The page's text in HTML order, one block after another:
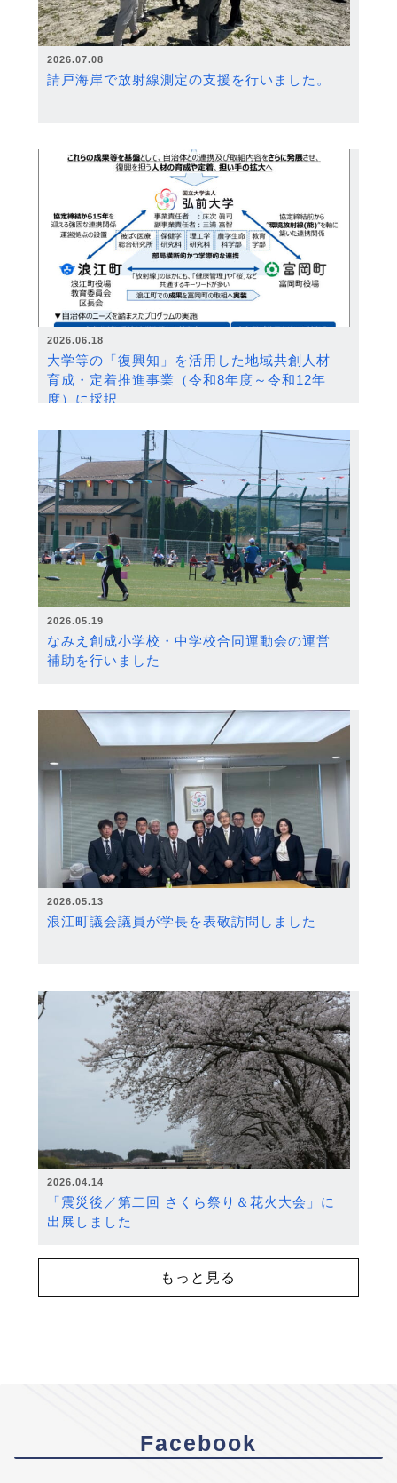
2026.07.08
請戸海岸で放射線測定の支援を行いました。
2026.06.18
大学等の「復興知」を活用した地域共創人材
育成・定着推進事業（令和8年度～令和12年
度）に採択
2026.05.19
なみえ創成小学校・中学校合同運動会の運営
補助を行いました
2026.05.13
浪江町議会議員が学長を表敬訪問しました
2026.04.14
「震災後／第二回 さくら祭り＆花火大会」に
出展しました
もっと見る
Facebook